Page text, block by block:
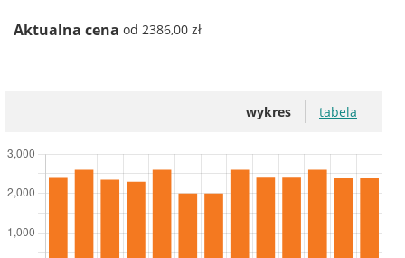
Aktualna cena od 2386,00 zł
wykres tabela